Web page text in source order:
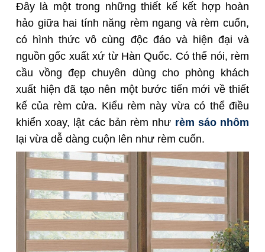
Đây là một trong những thiết kế kết hợp hoàn
hảo giữa hai tính năng rèm ngang và rèm cuốn,
có hình thức vô cùng độc đáo và hiện đại và
nguồn gốc xuất xứ từ Hàn Quốc. Có thể nói, rèm
cầu vồng đẹp chuyên dùng cho phòng khách
xuất hiện đã tạo nên một bước tiến mới về thiết
kế của rèm cửa. Kiểu rèm này vừa có thể điều
khiển xoay, lật các bản rèm như rèm sáo nhôm
lại vừa dễ dàng cuộn lên như rèm cuốn.